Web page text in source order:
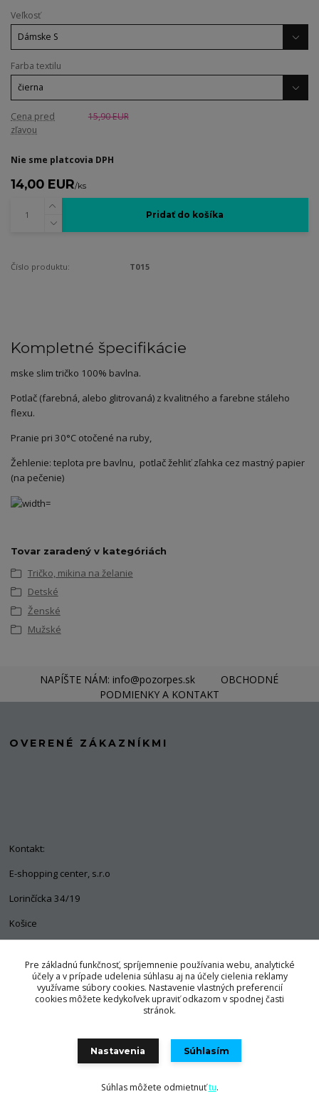
Veľkosť
Farba textilu
Cena pred
zľavou
15,90 EUR
Nie sme platcovia DPH
14,00 EUR/ks
Pridať do košíka
Číslo produktu: T015
Kompletné špecifikácie
mske slim tričko 100% bavlna.
Potlač (farebná, alebo glitrovaná) z kvalitného a farebne stáleho
flexu.
Pranie pri 30°C otočené na ruby,
Žehlenie: teplota pre bavlnu, potlač žehliť zľahka cez mastný papier
(na pečenie)
Tovar zaradený v kategóriách
Tričko, mikina na želanie
Detské
Ženské
Mužské
NAPÍŠTE NÁM: info@pozorpes.sk
OBCHODNÉ
PODMIENKY A KONTAKT
OVERENÉ ZÁKAZNÍKMI
Kontakt:
E-shopping center, s.r.o
Lorinčícka 34/19
Košice
+421 903 563 637
info@pozorpes.sk
Vytvorené na
Eshop-rychlo.sk
Pre základnú funkčnosť, spríjemnenie používania webu, analytické
účely a v prípade udelenia súhlasu aj na účely cielenia reklamy
využívame súbory cookies. Nastavenie vlastných preferencií
cookies môžete kedykoľvek upraviť odkazom v spodnej časti
stránok.
Nastavenia Súhlasím
Súhlas môžete odmietnuťtu.